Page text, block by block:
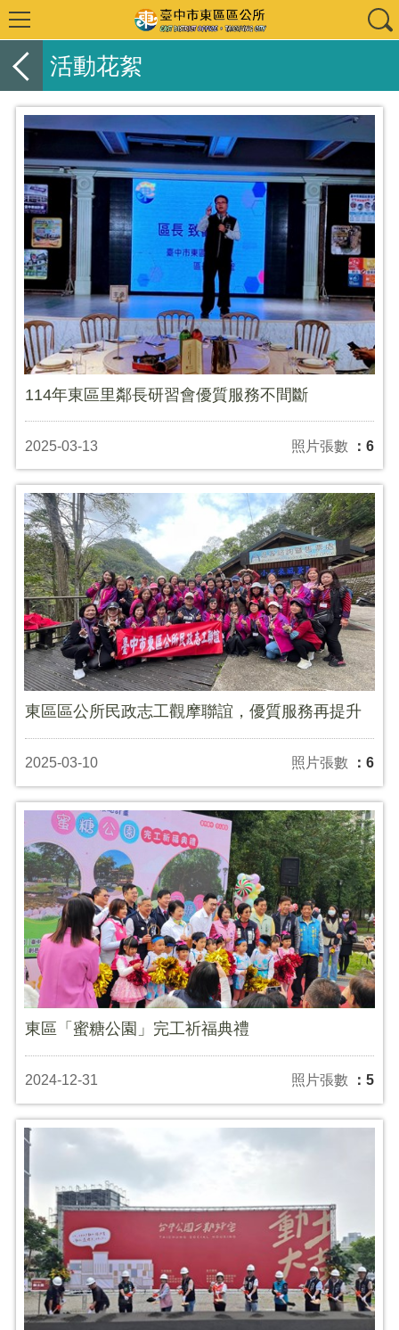
活動花絮
114年東區里鄰長研習會優質服務不間斷
2025-03-13 照片張數 ：6
東區區公所民政志工觀摩聯誼，優質服務再提升
2025-03-10 照片張數 ：6
東區「蜜糖公園」完工祈福典禮
2024-12-31 照片張數 ：5